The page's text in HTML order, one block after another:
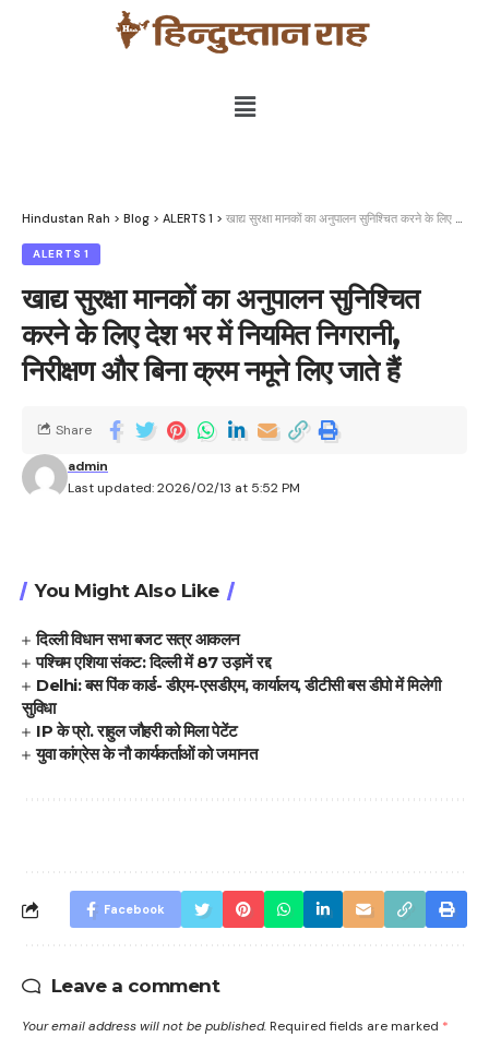
Hindustan Rah > Blog > ALERTS 1 > खाद्य सुरक्षा मानकों का अनुपालन सुनिश्चित करने के लिए देश भर में नियमित निगरानी, ​​​​निरीक्षण और बिना क्रम नमूने लिए जाते हैं
ALERTS 1
खाद्य सुरक्षा मानकों का अनुपालन सुनिश्चित
करने के लिए देश भर में नियमित निगरानी, ​​​​
निरीक्षण और बिना क्रम नमूने लिए जाते हैं
Last updated: 2026/02/13 at 5:52 PM
admin
Share
You Might Also Like
दिल्ली विधान सभा बजट सत्र आकलन
पश्चिम एशिया संकट: दिल्ली में 87 उड़ानें रद्द
Delhi: बस पिंक कार्ड- डीएम-एसडीएम, कार्यालय, डीटीसी बस डीपो में मिलेगी
सुविधा
IP के प्रो. राहुल जौहरी को मिला पेटेंट
युवा कांग्रेस के नौ कार्यकर्ताओं को जमानत
Facebook
Leave a comment
Your email address will not be published. Required fields are marked *